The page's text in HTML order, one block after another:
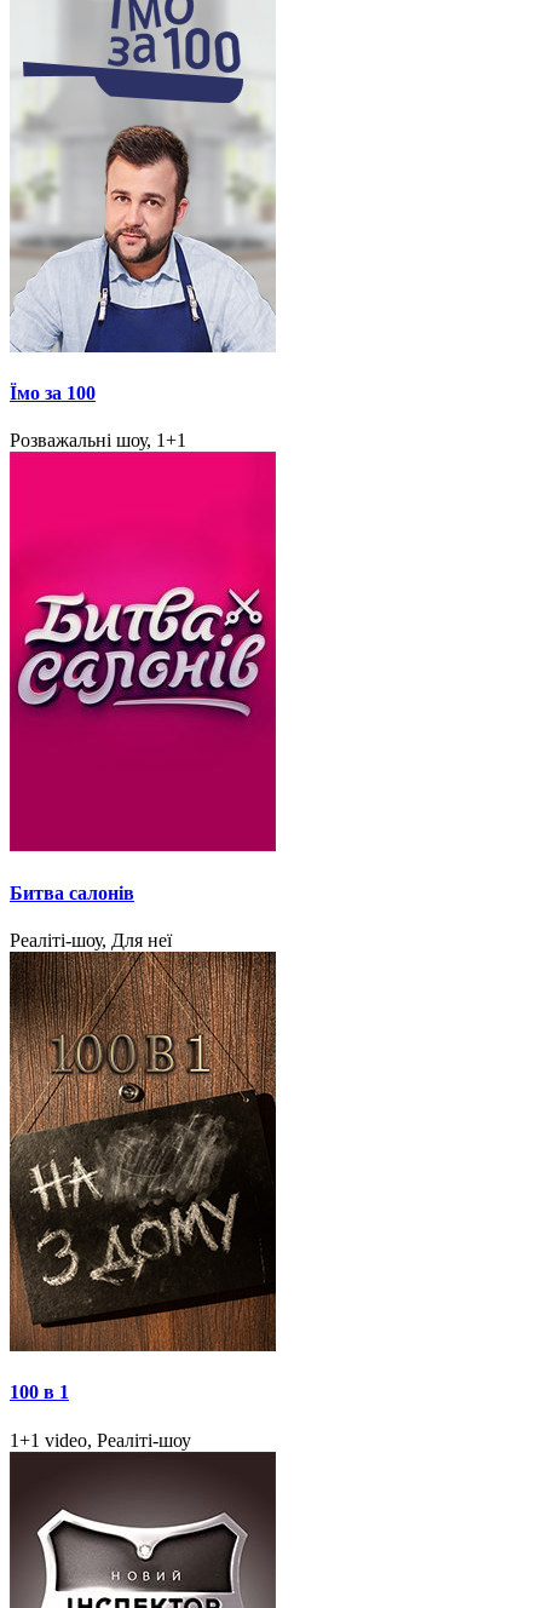
Їмо за 100
Розважальні шоу, 1+1
Битва салонів
Реаліті-шоу, Для неї
100 в 1
1+1 video, Реаліті-шоу